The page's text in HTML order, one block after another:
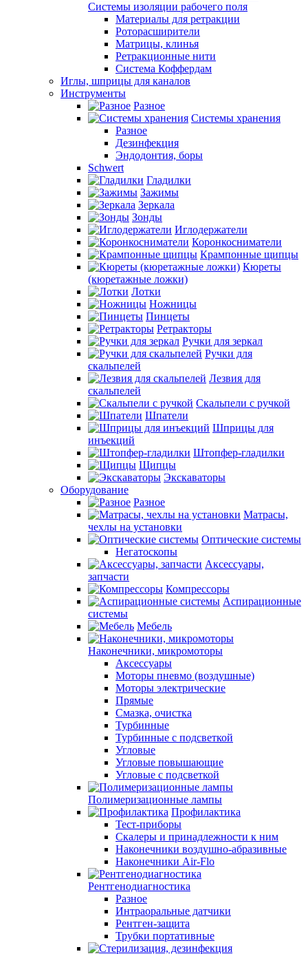
Системы изоляции рабочего поля
Материалы для ретракции
Роторасширители
Матрицы, клинья
Ретракционные нити
Система Коффердам
Иглы, шприцы для каналов
Инструменты
Разное
Системы хранения
Разное
Дезинфекция
Эндодонтия, боры
Schwert
Гладилки
Зажимы
Зеркала
Зонды
Иглодержатели
Коронкосниматели
Крампонные щипцы
Кюреты
(кюретажные ложки)
Лотки
Ножницы
Пинцеты
Ретракторы
Ручки для зеркал
Ручки для
скальпелей
Лезвия для
скальпелей
Скальпели с ручкой
Шпатели
Шприцы для
инъекций
Штопфер-гладилки
Щипцы
Экскаваторы
Оборудование
Разное
Матрасы,
чехлы на установки
Оптические системы
Негатоскопы
Аксессуары,
запчасти
Компрессоры
Аспирационные
системы
Мебель
Наконечники, микромоторы
Аксессуары
Моторы пневмо (воздушные)
Моторы электрические
Прямые
Смазка, очистка
Турбинные
Турбинные с подсветкой
Угловые
Угловые повышающие
Угловые с подсветкой
Полимеризационные лампы
Профилактика
Тест-приборы
Скалеры и принадлежности к ним
Наконечники воздушно-абразивные
Наконечники Air-Flo
Рентгенодиагностика
Разное
Интраоральные датчики
Рентген-защита
Трубки портативные